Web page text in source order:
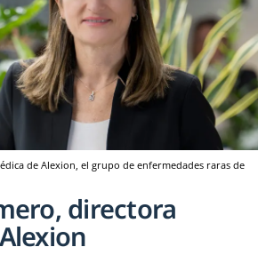
de Alexion, el grupo de enfermedades raras de
directora